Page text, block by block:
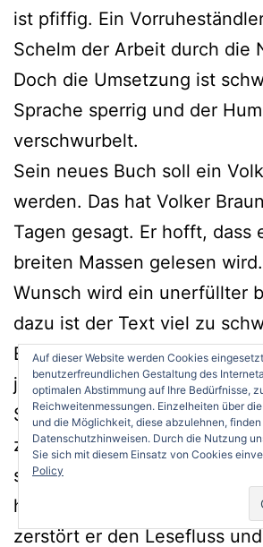
ist pfiffig. Ein
Schelm der Arbeit durch die
Doch die Umsetzung ist
Sprache sperrig und der
verschwurbelt.
Sein neues Buch soll ein
werden. Das hat Volker
Tagen gesagt. Er hofft, dass
breiten Massen gelesen
Wunsch wird ein unerfüllter
dazu ist der Text viel zu
Eigentlich ist Braun ein
jeder Seite von „Machwerk
Schichtbuch des Flick von
zu spüren. Jeder möglichen
schwerwiegenden
hechtet der Dichter
zerstört er den Lesefluss
Auf dieser Website werden Cookies
benutzerfreundlichen Gestaltung des
optimalen Abstimmung auf Ihre Bedürfnisse,
Reichweitenmessungen. Einzelheiten über
und die Möglichkeit, diese abzulehnen, finden
Datenschutzhinweisen. Durch die Nutzung
Sie sich mit diesem Einsatz von Cookies
Policy